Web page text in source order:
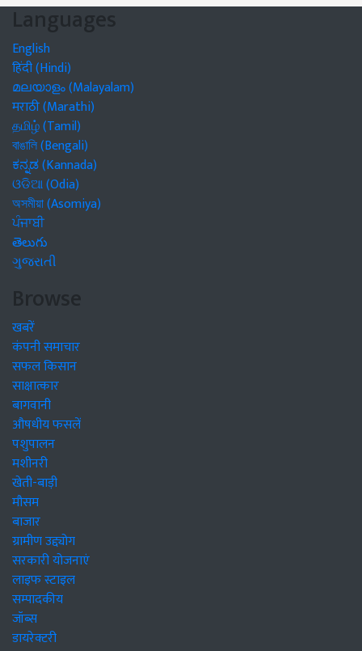
Languages
English
हिंदी (Hindi)
മലയാളം (Malayalam)
मराठी (Marathi)
தமிழ் (Tamil)
বাঙালি (Bengali)
ಕನ್ನಡ (Kannada)
ଓଡିଆ (Odia)
অসমীয়া (Asomiya)
ਪੰਜਾਬੀ
తెలుగు
ગુજરાતી
Browse
खबरें
कंपनी समाचार
सफल किसान
साक्षात्कार
बागवानी
औषधीय फसलें
पशुपालन
मशीनरी
खेती-बाड़ी
मौसम
बाजार
ग्रामीण उद्द्योग
सरकारी योजनाएं
लाइफ स्टाइल
सम्पादकीय
जॉब्स
डायरेक्टरी